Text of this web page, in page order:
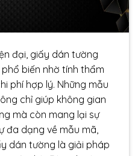
đại, giấy dán tường
biến nhờ tính thẩm
phí hợp lý. Những mẫu
chỉ giúp không gian
mà còn mang lại sự
đa dạng về mẫu mã,
dán tường là giải pháp